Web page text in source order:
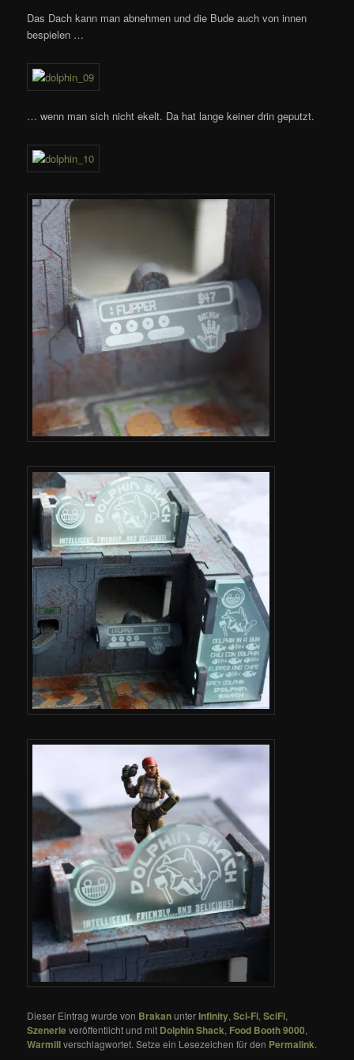
Das Dach kann man abnehmen und die Bude auch von innen
bespielen …
… wenn man sich nicht ekelt. Da hat lange keiner drin geputzt.
Dieser Eintrag wurde von BrakanunterInfinity,Sci-Fi,SciFi,
Szenerieveröffentlicht und mit Dolphin Shack, Food Booth 9000,
Warmillverschlagwortet. Setze ein Lesezeichen für den Permalink.